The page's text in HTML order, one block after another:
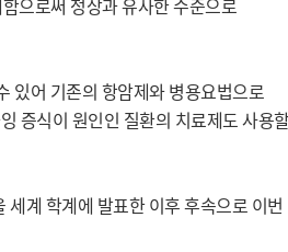
으로써 정상과 유사한 수준으로
있어 기존의 항암제와 병용요법으로
증식이 원인인 질환의 치료제도 사용
계 학계에 발표한 이후 후속으로 이번